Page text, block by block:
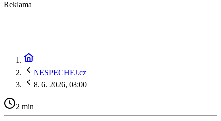
Reklama
NESPECHEJ.cz
8. 6. 2026, 08:00
2 min